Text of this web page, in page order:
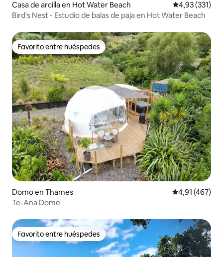
Casa de arcilla en Hot Water Beach Calificación
4,93 (331)
Bird's Nest - Estudio de balas de paja en Hot Water Beach
Favorito entre huéspedes
Favorito entre huéspedes
Domo en Thames Calificación
4,91 (467)
Te-Ana Dome
Favorito entre huéspedes
Favorito entre huéspedes